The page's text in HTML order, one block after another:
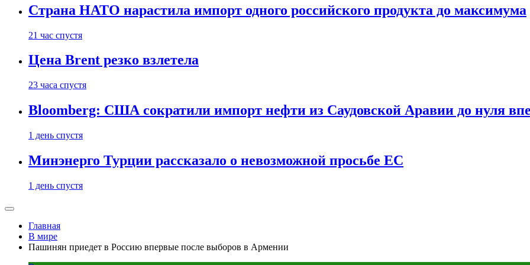
Страна НАТО нарастила импорт одного российского продукта до максимума
21 час спустя
Цена Brent резко взлетела
23 часа спустя
Bloomberg: США сократили импорт нефти из Саудовской Аравии до нуля
1 день спустя
Минэнерго Турции рассказало о невозможной просьбе ЕС
1 день спустя
Главная
В мире
Пашинян приедет в Россию впервые после выборов в Армении